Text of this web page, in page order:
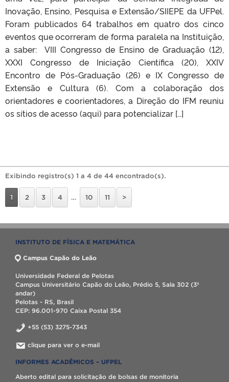
Inovação, Ensino, Pesquisa e Extensão/SIIEPE da UFPel.
Foram publicados 64 trabalhos em quatro dos cinco
eventos que ocorreram de forma paralela na Instituição,
a saber: VIII Congresso de Ensino de Graduação (12),
XXXI Congresso de Iniciação Científica (20), XXIV
Encontro de Pós-Graduação (26) e IX Congresso de
Extensão e Cultura (6). Com a colaboração dos
orientadores e coorientadores, a Direção do IFM reuniu
os sítios de acesso (aqui) para potencializar […]
Exibindo registro(s) 1 a 4 de 44 encontrado(s).
1 2 3 4 … 10 11 >
INSTITUTO DE FÍSICA E MATEMÁTICA
Campus Capão do Leão
Universidade Federal de Pelotas
Campus Universitário Capão do Leão, Prédio 5, Sala 302 (3º
andar)
Pelotas - RS, Brasil
CEP: 96.001-970 Caixa Postal 354
+55 (53) 3275-7343
clique para ver o e-mail
INFORMES ACADÊMICOS – UFPEL
Aberto edital para solicitação de bolsas de monitoria